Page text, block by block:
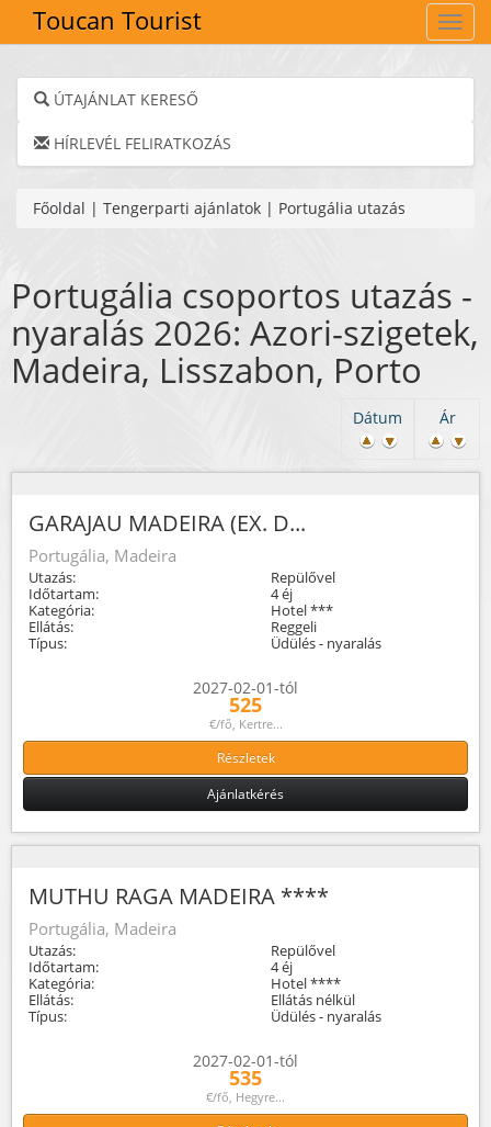
Toucan Tourist
ÚTAJÁNLAT KERESŐ
HÍRLEVÉL FELIRATKOZÁS
Főoldal | Tengerparti ajánlatok | Portugália utazás
Portugália csoportos utazás -
nyaralás 2026: Azori-szigetek,
Madeira, Lisszabon, Porto
Ár
Dátum
GARAJAU MADEIRA (EX. D...
Portugália, Madeira
Utazás:
Repülővel
Időtartam:
4 éj
Kategória:
Hotel ***
Ellátás:
Reggeli
Típus:
Üdülés - nyaralás
2027-02-01-tól
525
€/fő, Kertre...
Részletek
Ajánlatkérés
MUTHU RAGA MADEIRA ****
Portugália, Madeira
Utazás:
Repülővel
Időtartam:
4 éj
Kategória:
Hotel ****
Ellátás:
Ellátás nélkül
Típus:
Üdülés - nyaralás
2027-02-01-tól
535
€/fő, Hegyre...